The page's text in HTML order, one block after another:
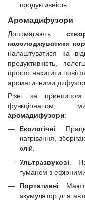
продуктивність.
Аромадифузори
Допомагають
насолоджуватися
налаштуватися на
продуктивність,
просто наситити
ароматичними
Різні за
аромадифузори:
Екологічні.
нагрівання,
олій.
Ультразвукові .
туманом з
Портативні .
акумулятор для